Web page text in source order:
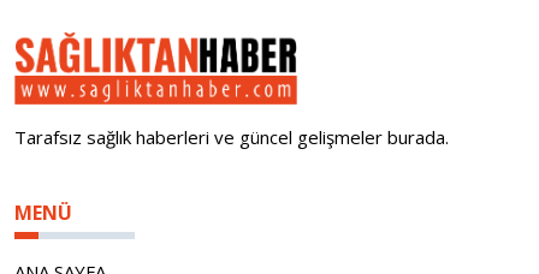
Tarafsız sağlık haberleri ve güncel gelişmeler burada.
MENÜ